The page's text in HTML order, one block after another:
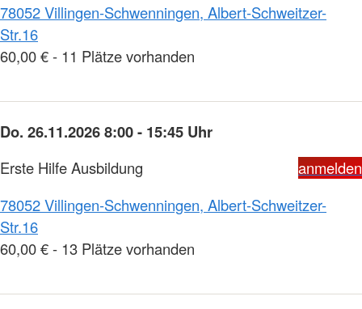
78052 Villingen-Schwenningen, Albert-Schweitzer-
Str.16
60,00 € - 11 Plätze vorhanden
Do. 26.11.2026 8:00 - 15:45 Uhr
Erste Hilfe Ausbildung
anmelden
78052 Villingen-Schwenningen, Albert-Schweitzer-
Str.16
60,00 € - 13 Plätze vorhanden